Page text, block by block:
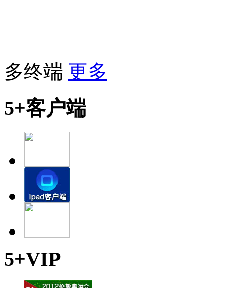
多终端 更多
5+客户端
5+VIP